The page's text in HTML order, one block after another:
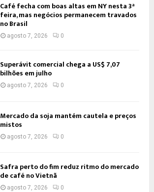
Café fecha com boas altas em NY nesta 3ª
feira, mas negócios permanecem travados
no Brasil
agosto 7, 2026 0
Superávit comercial chega a US$ 7,07
bilhões em julho
agosto 7, 2026 0
Mercado da soja mantém cautela e preços
mistos
agosto 7, 2026 0
Safra perto do fim reduz ritmo do mercado
de café no Vietnã
agosto 7, 2026 0